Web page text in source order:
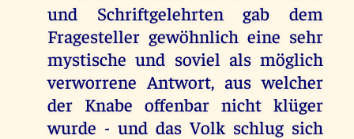
und Schriftgelehrten gab dem
Fragesteller gewöhnlich eine sehr
mystische und soviel als möglich
verworrene Antwort, aus welcher
der Knabe offenbar nicht klüger
wurde - und das Volk schlug sich